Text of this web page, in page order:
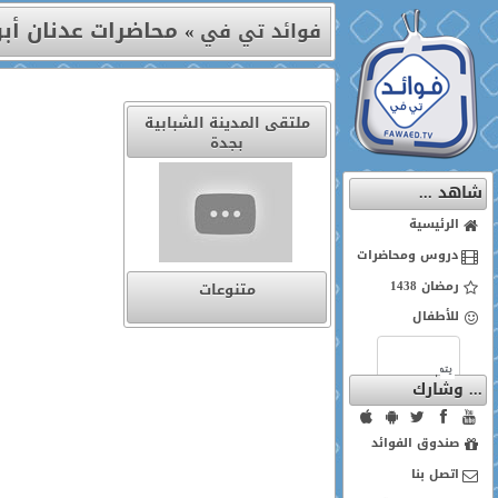
شاهد ...
الرئيسية
دروس ومحاضرات
رمضان 1438
للأطفال
... وشارك
صندوق الفوائد
اتصل بنا
فوائد تي في »محاضرات عدنان
ملتقى المدينة الشبابية
بجدة
متنوعات